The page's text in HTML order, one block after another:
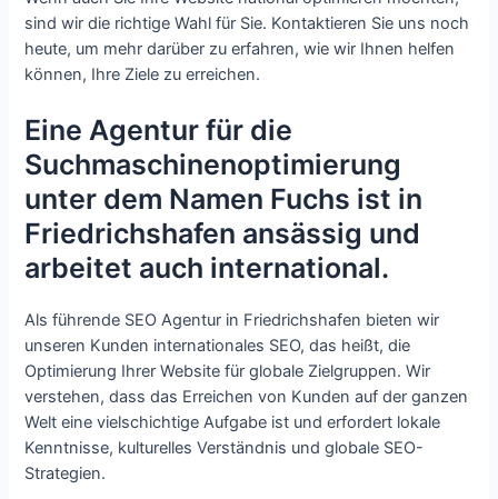
sind wir die richtige Wahl für Sie. Kontaktieren Sie uns noch
heute, um mehr darüber zu erfahren, wie wir Ihnen helfen
können, Ihre Ziele zu erreichen.
Eine Agentur für die
Suchmaschinenoptimierung
unter dem Namen Fuchs ist in
Friedrichshafen ansässig und
arbeitet auch international.
Als führende SEO Agentur in Friedrichshafen bieten wir
unseren Kunden internationales SEO, das heißt, die
Optimierung Ihrer Website für globale Zielgruppen. Wir
verstehen, dass das Erreichen von Kunden auf der ganzen
Welt eine vielschichtige Aufgabe ist und erfordert lokale
Kenntnisse, kulturelles Verständnis und globale SEO-
Strategien.